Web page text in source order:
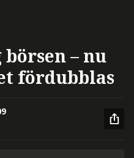
– nu
fördubblas